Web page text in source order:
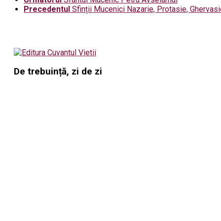
Precedentul Sfinții Mucenici Nazarie, Protasie,
De trebuință, zi de zi